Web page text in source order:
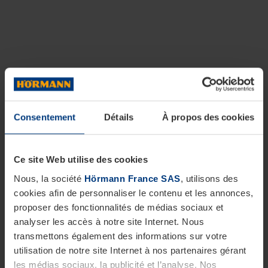
Consentement Détails À propos des cookies
Ce site Web utilise des cookies
Nous, la société Hörmann France SAS, utilisons des
cookies afin de personnaliser le contenu et les annonces,
proposer des fonctionnalités de médias sociaux et
analyser les accès à notre site Internet. Nous
transmettons également des informations sur votre
utilisation de notre site Internet à nos partenaires gérant
les médias sociaux, la publicité et l’analyse. Nos